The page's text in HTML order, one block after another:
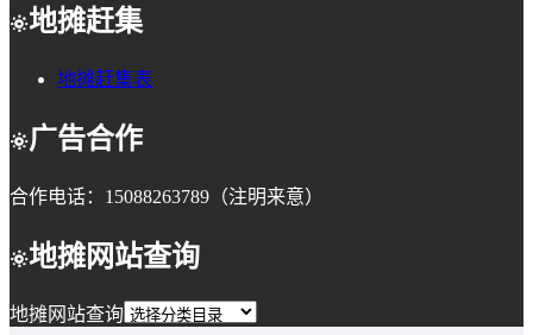
地摊赶集
地摊赶集表
广告合作
合作电话：15088263789（注明来意）
地摊网站查询
地摊网站查询